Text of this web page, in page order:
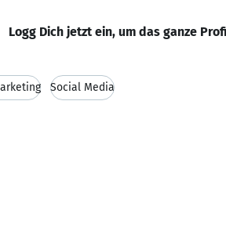
Logg Dich jetzt ein, um das ganze
Social Media